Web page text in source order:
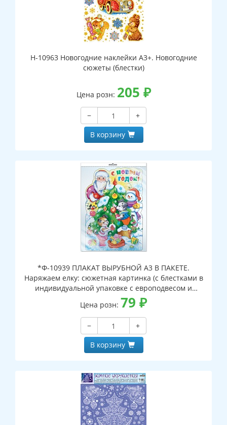
Н-10963 Новогодние наклейки А3+. Новогодние
сюжеты (блестки)
Цена розн: 205 ₽
−
+
В корзину
*Ф-10939 ПЛАКАТ ВЫРУБНОЙ А3 В ПАКЕТЕ.
Наряжаем елку: сюжетная картинка (с блестками в
индивидуальной упаковке с европодвесом и
клеевым клапаном)
Цена розн: 79 ₽
−
+
В корзину